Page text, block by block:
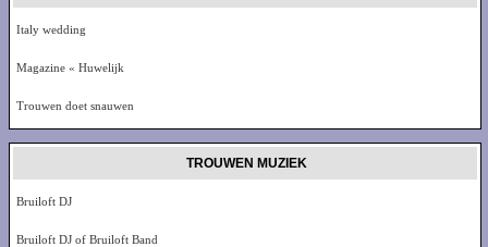
Italy wedding
Magazine « Huwelijk
Trouwen doet snauwen
TROUWEN MUZIEK
Bruiloft DJ
Bruiloft DJ of Bruiloft Band